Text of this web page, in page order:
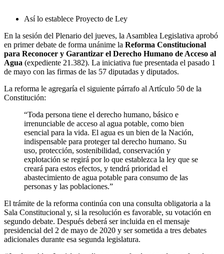
Así lo establece Proyecto de Ley
En la sesión del Plenario del jueves, la Asamblea Legislativa aprobó
en primer debate de forma unánime la Reforma Constitucional
para Reconocer y Garantizar el Derecho Humano de Acceso al
Agua (expediente 21.382). La iniciativa fue presentada el pasado 1
de mayo con las firmas de las 57 diputadas y diputados.
La reforma le agregaría el siguiente párrafo al Artículo 50 de la
Constitución:
“Toda persona tiene el derecho humano, básico e
irrenunciable de acceso al agua potable, como bien
esencial para la vida. El agua es un bien de la Nación,
indispensable para proteger tal derecho humano. Su
uso, protección, sostenibilidad, conservación y
explotación se regirá por lo que establezca la ley que se
creará para estos efectos, y tendrá prioridad el
abastecimiento de agua potable para consumo de las
personas y las poblaciones.”
El trámite de la reforma continúa con una consulta obligatoria a la
Sala Constitucional y, si la resolución es favorable, su votación en
segundo debate. Después deberá ser incluida en el mensaje
presidencial del 2 de mayo de 2020 y ser sometida a tres debates
adicionales durante esa segunda legislatura.